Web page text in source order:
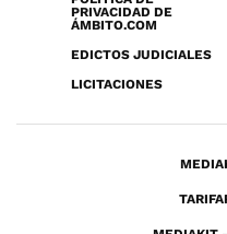
PRIVACIDAD DE
ÁMBITO.COM
EDICTOS JUDICIALES
LICITACIONES